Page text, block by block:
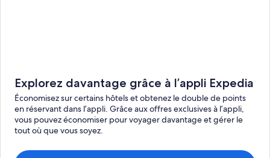
Explorez davantage grâce à l’appli Expedia
Économisez sur certains hôtels et obtenez le double de points
en réservant dans l’appli. Grâce aux offres exclusives à l’appli,
vous pouvez économiser pour voyager davantage et gérer le
tout où que vous soyez.